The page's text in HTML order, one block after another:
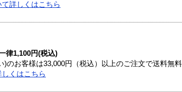
詳しくはこちら
律1,100円(税込)
のお客様は33,000円（税込）以上のご注文で送料無料
くはこちら